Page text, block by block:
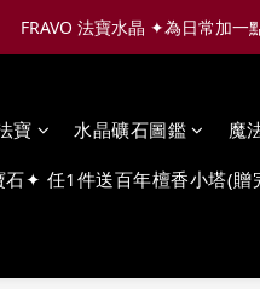
FRAVO 法寶水晶 ✦為日常加一
寶 水晶礦石圖鑑 魔
✦ 任1件送百年檀香小塔(贈